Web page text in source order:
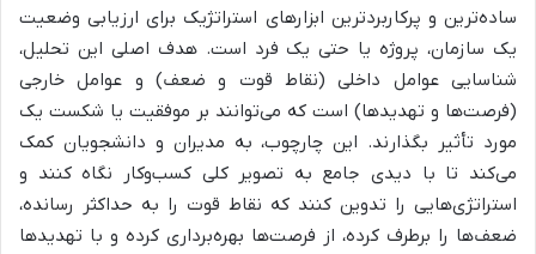
ساده‌ترین و پرکاربردترین ابزارهای استراتژیک برای ارزیابی وضعیت
یک سازمان، پروژه یا حتی یک فرد است. هدف اصلی این تحلیل،
شناسایی عوامل داخلی (نقاط قوت و ضعف) و عوامل خارجی
(فرصت‌ها و تهدیدها) است که می‌توانند بر موفقیت یا شکست یک
مورد تأثیر بگذارند. این چارچوب، به مدیران و دانشجویان کمک
می‌کند تا با دیدی جامع به تصویر کلی کسب‌وکار نگاه کنند و
استراتژی‌هایی را تدوین کنند که نقاط قوت را به حداکثر رسانده،
ضعف‌ها را برطرف کرده، از فرصت‌ها بهره‌برداری کرده و با تهدیدها